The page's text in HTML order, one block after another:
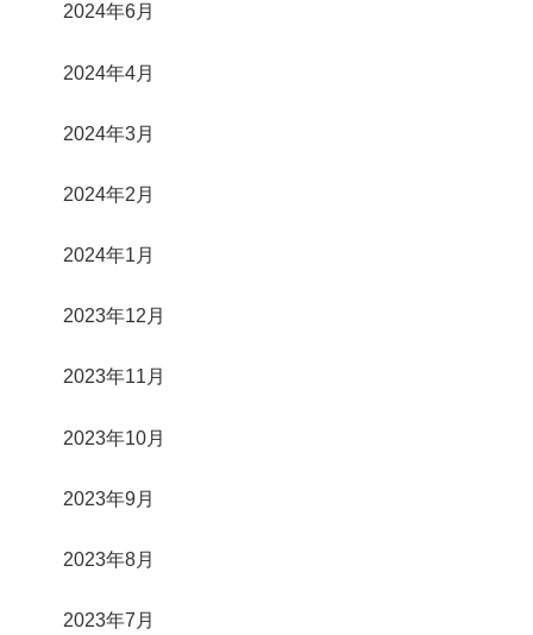
2024年6月
2024年4月
2024年3月
2024年2月
2024年1月
2023年12月
2023年11月
2023年10月
2023年9月
2023年8月
2023年7月